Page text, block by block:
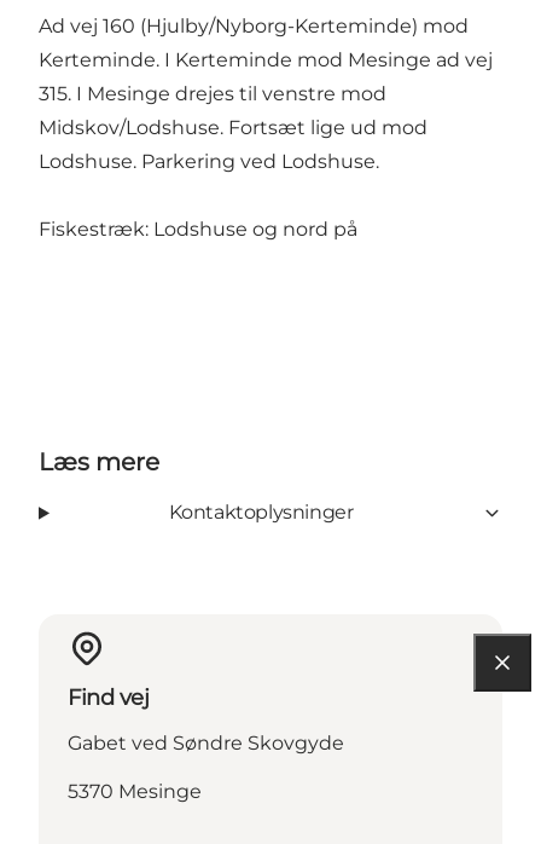
Ad vej 160 (Hjulby/Nyborg-Kerteminde) mod
Kerteminde. I Kerteminde mod Mesinge ad vej
315. I Mesinge drejes til venstre mod
Midskov/Lodshuse. Fortsæt lige ud mod
Lodshuse. Parkering ved Lodshuse.
Fiskestræk: Lodshuse og nord på
Læs mere
Kontaktoplysninger
Find vej
Gabet ved Søndre Skovgyde
5370 Mesinge